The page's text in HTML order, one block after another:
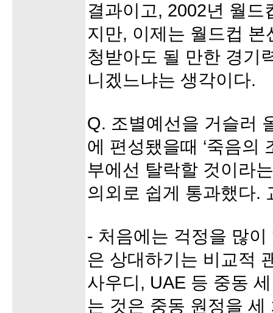
결과이고, 2002년 월드
지만, 이제는 월드컵
청받아도 될 만한 경기
니겠느냐는 생각이다.
Q. 조별예선을 거슬러
에 편성됐을때 ‘죽음의
부에선 탈락할 것이라
의외로 쉽게 통과했다.
- 처음에는 걱정을 많
은 상대하기는 비교적
사우디, UAE 등 중동
는 것은 중동 원정을